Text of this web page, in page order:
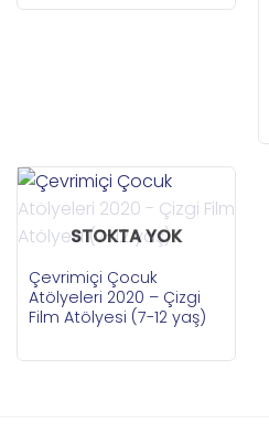
STOKTA YOK
Çevrimiçi Çocuk
Atölyeleri 2020 – Çizgi
Film Atölyesi (7-12 yaş)